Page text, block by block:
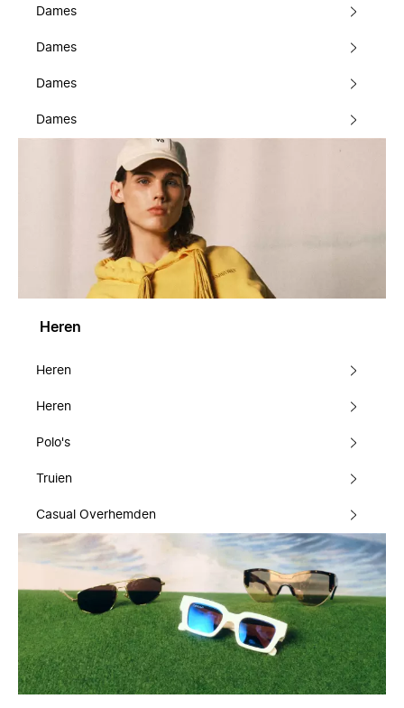
Dames
Dames
Dames
Dames
Heren
Heren
Heren
Polo's
Truien
Casual Overhemden